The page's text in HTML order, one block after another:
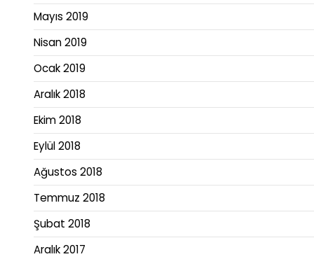
Mayıs 2019
Nisan 2019
Ocak 2019
Aralık 2018
Ekim 2018
Eylül 2018
Ağustos 2018
Temmuz 2018
Şubat 2018
Aralık 2017